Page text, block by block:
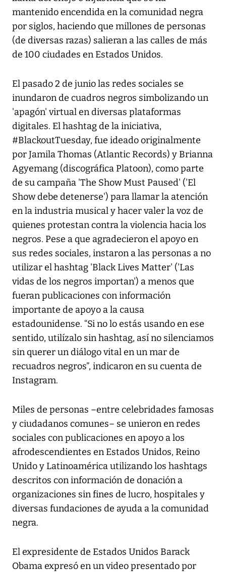
mantenido encendida en la comunidad negra
por siglos, haciendo que millones de personas
(de diversas razas) salieran a las calles de más
de 100 ciudades en Estados Unidos.
El pasado 2 de junio las redes sociales se
inundaron de cuadros negros simbolizando un
'apagón' virtual en diversas plataformas
digitales. El hashtag de la iniciativa,
#BlackoutTuesday, fue ideado originalmente
por Jamila Thomas (Atlantic Records) y Brianna
Agyemang (discográfica Platoon), como parte
de su campaña 'The Show Must Paused' ('El
Show debe detenerse') para llamar la atención
en la industria musical y hacer valer la voz de
quienes protestan contra la violencia hacia los
negros. Pese a que agradecieron el apoyo en
sus redes sociales, instaron a las personas a no
utilizar el hashtag 'Black Lives Matter' ('Las
vidas de los negros importan') a menos que
fueran publicaciones con información
importante de apoyo a la causa
estadounidense. “Si no lo estás usando en ese
sentido, utilízalo sin hashtag, así no silenciamos
sin querer un diálogo vital en un mar de
recuadros negros”, indicaron en su cuenta de
Instagram.
Miles de personas –entre celebridades famosas
y ciudadanos comunes– se unieron en redes
sociales con publicaciones en apoyo a los
afrodescendientes en Estados Unidos, Reino
Unido y Latinoamérica utilizando los hashtags
descritos con información de donación a
organizaciones sin fines de lucro, hospitales y
diversas fundaciones de ayuda a la comunidad
negra.
El expresidente de Estados Unidos Barack
Obama expresó en un video presentado por